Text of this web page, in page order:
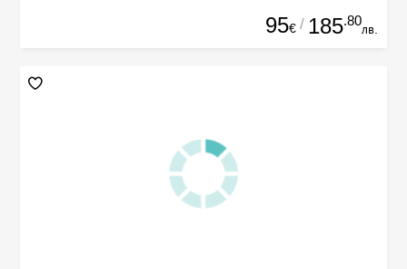
95€ / 185.80
лв.